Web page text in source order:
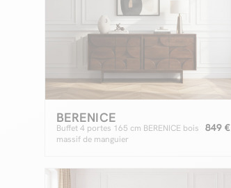
BERENICE
Buffet 4 portes 165 cm BERENICE bois
massif de manguier
849 €